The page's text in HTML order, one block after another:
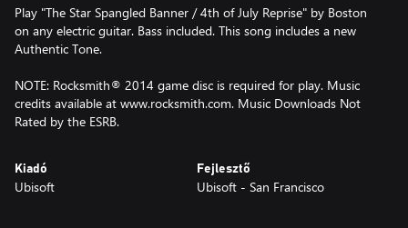
Play "The Star Spangled Banner / 4th of July Reprise" by Boston
on any electric guitar. Bass included. This song includes a new
Authentic Tone.
NOTE: Rocksmith® 2014 game disc is required for play. Music
credits available at www.rocksmith.com. Music Downloads Not
Rated by the ESRB.
Kiadó
Ubisoft
Fejlesztő
Ubisoft - San Francisco